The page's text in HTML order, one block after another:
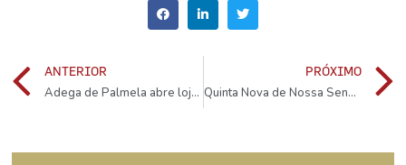
ANTERIOR
Adega de Palmela abre loja online
PRÓXIMO
Quinta Nova de Nossa Senhora do Carmo reabre a 5 de Junho